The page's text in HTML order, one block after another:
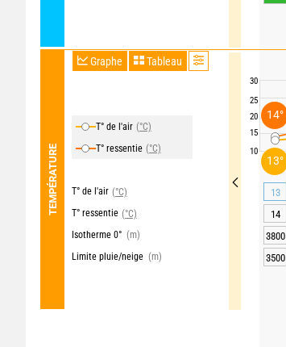
TEMPÉRATURE
Graphe Tableau
T° de l'air (°C)
T° ressentie (°C)
T° de l'air (°C)
T° ressentie (°C)
Isotherme 0° (m)
Limite pluie/neige (m)
30
25
20
15
10
13
14
3800
3500
13°
14°